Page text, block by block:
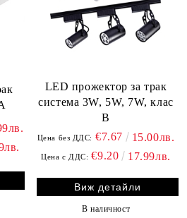
LED прожектор за трак
система 3W, 5W, 7W, клас
B
Цена без ДДС: €7.67 15.00лв.
Цена с ДДС: €9.20 17.99лв.
Виж детайли
В наличност